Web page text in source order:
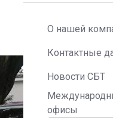
О нашей
Контактные
Новости СБТ
офисы